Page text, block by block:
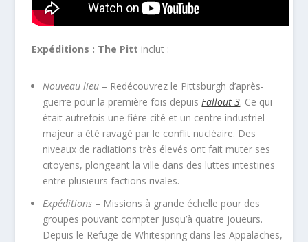
Expéditions : The Pitt inclut :
Nouveau lieu – Redécouvrez le Pittsburgh d’après-
guerre pour la première fois depuisFallout 3. Ce qui
était autrefois une fière cité et un centre industriel
majeur a été ravagé par le conflit nucléaire. Des
niveaux de radiations très élevés ont fait muter ses
citoyens, plongeant la ville dans des luttes intestines
entre plusieurs factions rivales.
Expéditions – Missions à grande échelle pour des
groupes pouvant compter jusqu’à quatre joueurs.
Depuis le Refuge de Whitespring dans les Appalaches,